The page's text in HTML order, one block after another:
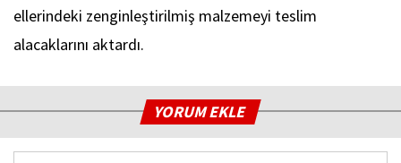
ellerindeki zenginleştirilmiş malzemeyi teslim
alacaklarını aktardı.
YORUM EKLE